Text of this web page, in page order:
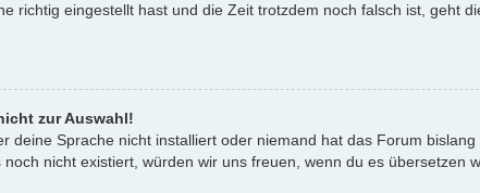
richtig eingestellt hast und die Zeit trotzdem noch falsch ist, geht
zur Auswahl!
deine Sprache nicht installiert oder niemand hat das Forum
nicht existiert, würden wir uns freuen, wenn du es übersetzen